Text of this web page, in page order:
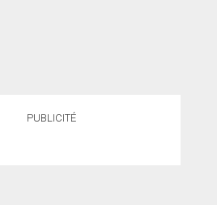
PUBLICITÉ